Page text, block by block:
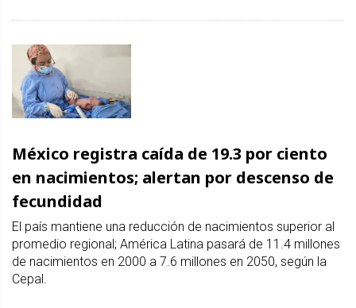
México registra caída de 19.3 por ciento
en nacimientos; alertan por descenso de
fecundidad
El país mantiene una reducción de nacimientos superior al
promedio regional; América Latina pasará de 11.4 millones
de nacimientos en 2000 a 7.6 millones en 2050, según la
Cepal.